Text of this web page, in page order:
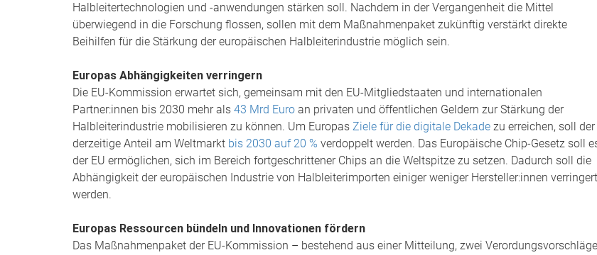
Halbleitertechnologien und -anwendungen stärken soll. Nachdem in der Vergangenheit die Mittel
überwiegend in die Forschung flossen, sollen mit dem Maßnahmenpaket zukünftig verstärkt direkte
Beihilfen für die Stärkung der europäischen Halbleiterindustrie möglich sein.
Europas Abhängigkeiten verringern
Die EU-Kommission erwartet sich, gemeinsam mit den EU-Mitgliedstaaten und internationalen
Partner:innen bis 2030 mehr als 43 Mrd Euro an privaten und öffentlichen Geldern zur Stärkung der
Halbleiterindustrie mobilisieren zu können. Um Europas Ziele für die digitale Dekade zu erreichen, soll der
derzeitige Anteil am Weltmarkt bis 2030 auf 20 % verdoppelt werden. Das Europäische Chip-Gesetz soll
der EU ermöglichen, sich im Bereich fortgeschrittener Chips an die Weltspitze zu setzen. Dadurch soll die
Abhängigkeit der europäischen Industrie von Halbleiterimporten einiger weniger Hersteller:innen verringert
werden.
Europas Ressourcen bündeln und Innovationen fördern
Das Maßnahmenpaket der EU-Kommission – bestehend aus einer Mitteilung, zwei